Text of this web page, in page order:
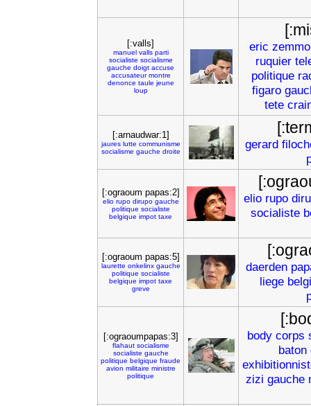
[:valls]
manuel valls parti
socialiste socialisme
gauche doigt accuse
accusateur montre
denonce taule jeune
loup
eric
ruquier
politique
figaro
tete
[:arnaudwar:1]
jaures lutte communisme
socialisme gauche droite
gerard
[:ograoum papas:2]
elio rupo dirupo gauche
politique socialiste
belgique impot taxe
elio rupo
socialiste
[:ograoum papas:5]
laurette onkelinx gauche
politique socialiste
belgique impot taxe
greve
daerden
liege
[:ograoumpapas:3]
flahaut socialisme
socialiste gauche
politique belgique fraude
avion militaire ministre
politique
body corps
baton
zizi gauche